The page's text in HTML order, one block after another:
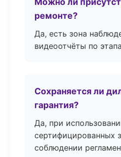
ремонте?
Да, есть зона
видеоотчёты по
Сохраняется ли
гарантия?
Да, при
сертифицированных
соблюдении